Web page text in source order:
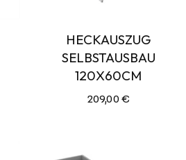
HECKAUSZUG
SELBSTAUSBAU
120X60CM
209,00 €